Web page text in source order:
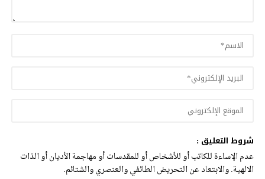
شروط التعليق :
عدم الإساءة للكاتب أو للأشخاص أو للمقدسات أو مهاجمة الأديان أو الذات
الالهية. والابتعاد عن التحريض الطائفي والعنصري والشتائم.